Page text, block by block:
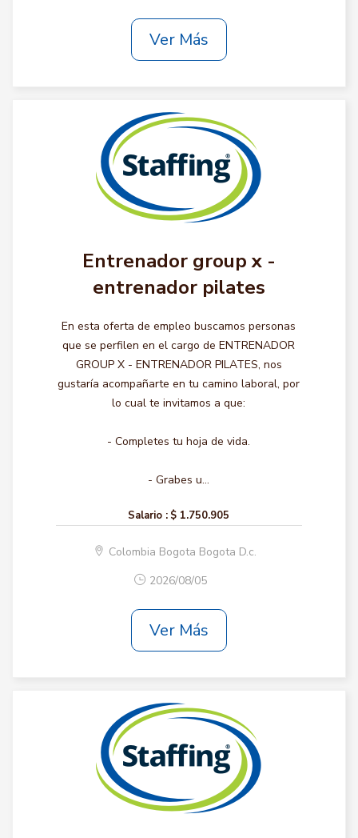
Ver Más
Entrenador group x -
entrenador pilates
En esta oferta de empleo buscamos personas
que se perfilen en el cargo de ENTRENADOR
GROUP X - ENTRENADOR PILATES, nos
gustaría acompañarte en tu camino laboral, por
lo cual te invitamos a que:
- Completes tu hoja de vida.
- Grabes u...
Salario : $ 1.750.905
Colombia Bogota Bogota D.c.
2026/08/05
Ver Más